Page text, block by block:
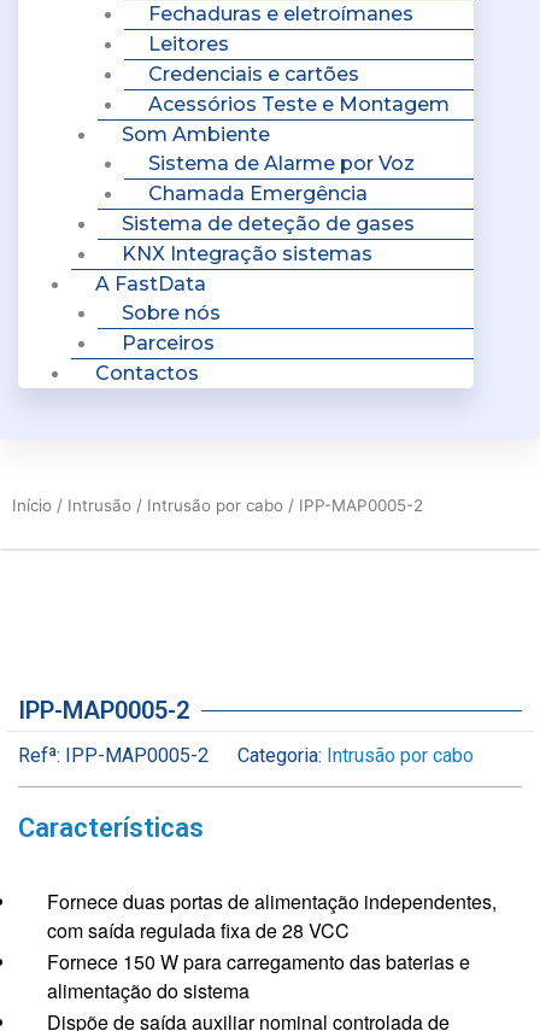
Fechaduras e eletroímanes
Leitores
Credenciais e cartões
Acessórios Teste e Montagem
Som Ambiente
Sistema de Alarme por Voz
Chamada Emergência
Sistema de deteção de gases
KNX Integração sistemas
A FastData
Sobre nós
Parceiros
Contactos
Início / Intrusão / Intrusão por cabo / IPP-MAP0005-2
IPP-MAP0005-2
Refª: IPP-MAP0005-2 Categoria: Intrusão por cabo
Características
Fornece duas portas de alimentação independentes,
com saída regulada fixa de 28 VCC
Fornece 150 W para carregamento das baterias e
alimentação do sistema
Dispõe de saída auxiliar nominal controlada de